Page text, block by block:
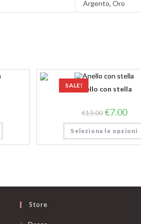
Argento, Oro
SALE!Anello con stella
€13.00€7.00
Seleziona le opzioni
Store